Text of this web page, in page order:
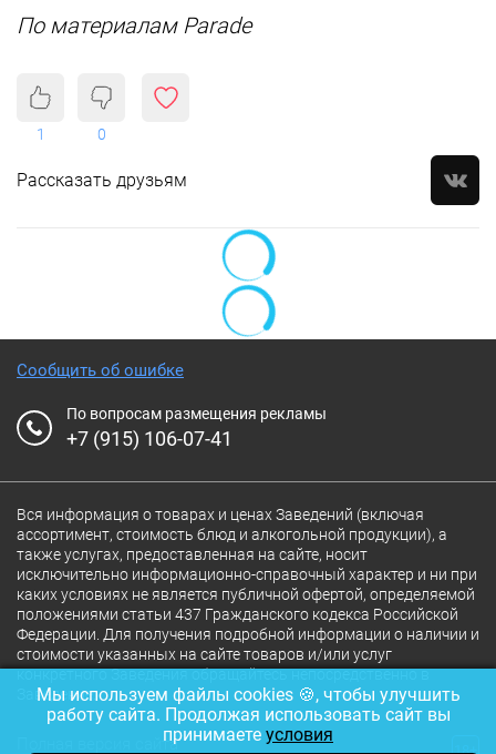
По материалам Parade
1 0
Рассказать друзьям
Сообщить об ошибке
По вопросам размещения рекламы
+7 (915) 106-07-41
Вся информация о товарах и ценах Заведений (включая
ассортимент, стоимость блюд и алкогольной продукции), а
также услугах, предоставленная на сайте, носит
исключительно информационно-справочный характер и ни при
каких условиях не является публичной офертой, определяемой
положениями статьи 437 Гражданского кодекса Российской
Федерации. Для получения подробной информации о наличии и
стоимости указанных на сайте товаров и/или услуг
конкретного Заведения обращайтесь непосредственно в
Заведение.
Полная версия сайта 18+
Мы используем файлы cookies 🍪, чтобы улучшить
работу сайта. Продолжая использовать сайт вы
принимаете условия